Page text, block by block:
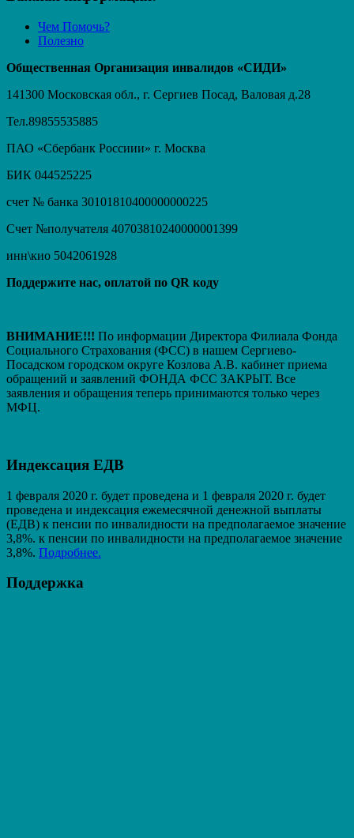
Чем Помочь?
Полезно
Общественная Организация инвалидов «СИДИ»
141300 Московская обл., г. Сергиев Посад, Валовая д.28
Тел.89855535885
ПАО «Сбербанк Россиии» г. Москва
БИК 044525225
счет № банка 30101810400000000225
Счет №получателя 40703810240000001399
инн\кио 5042061928
Поддержите нас, оплатой по QR коду
ВНИМАНИЕ!!! По информации Директора Филиала Фонда
Социального Страхования (ФСС) в нашем Сергиево-
Посадском городском округе Козлова А.В. кабинет приема
обращений и заявлений ФОНДА ФСС ЗАКРЫТ. Вcе
заявления и обращения теперь принимаются только через
МФЦ.
Индексация ЕДВ
1 февраля 2020 г. будет проведена и 1 февраля 2020 г. будет
проведена и индексация ежемесячной денежной выплаты
(ЕДВ) к пенсии по инвалидности на предполагаемое значение
3,8%. к пенсии по инвалидности на предполагаемое значение
3,8%. Подробнее.
Поддержка